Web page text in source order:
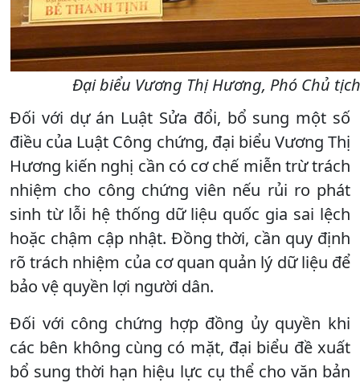
Đại biểu Vương Thị Hương, Phó Chủ
Đối với dự án Luật Sửa đổi, bổ sung một số
điều của Luật Công chứng, đại biểu Vương Thị
Hương kiến nghị cần có cơ chế miễn trừ trách
nhiệm cho công chứng viên nếu rủi ro phát
sinh từ lỗi hệ thống dữ liệu quốc gia sai lệch
hoặc chậm cập nhật. Đồng thời, cần quy định
rõ trách nhiệm của cơ quan quản lý dữ liệu để
bảo vệ quyền lợi người dân.
Đối với công chứng hợp đồng ủy quyền khi
các bên không cùng có mặt, đại biểu đề xuất
bổ sung thời hạn hiệu lực cụ thể cho văn bản